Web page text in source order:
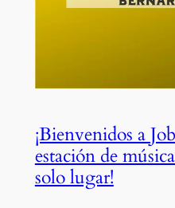
¡Bienvenidos a
estación de
solo lugar!